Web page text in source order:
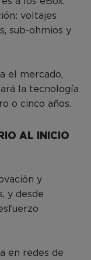
voltajes
sub-ohmios y
el mercado,
la tecnología
o cinco años.
AL INICIO
y
y desde
en redes de